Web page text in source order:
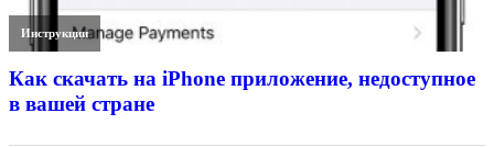
Инструкции
Как скачать на iPhone приложение, недоступное
в вашей стране